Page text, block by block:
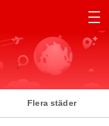
Flera städer